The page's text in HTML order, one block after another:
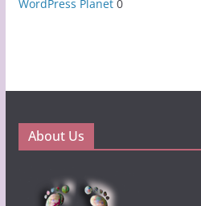
WordPress Planet0
About Us